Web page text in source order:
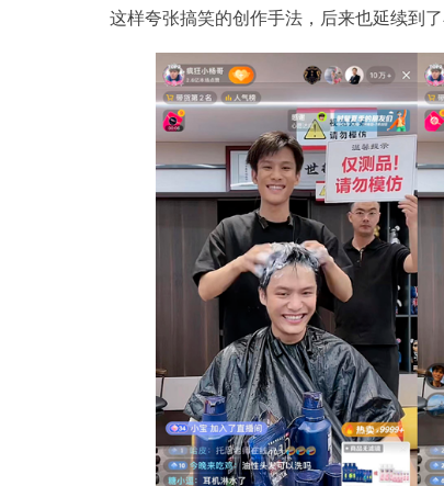
这样夸张搞笑的创作手法，后来也延续到了